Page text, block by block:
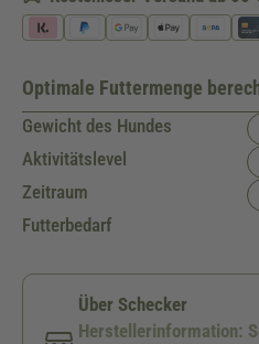
Optimale Futtermenge
Gewicht des Hundes
Aktivitätslevel
Zeitraum
Futterbedarf
Über Schecker
Herstellerinformation: